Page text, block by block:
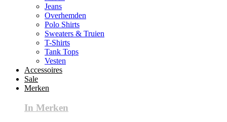
Jeans
Overhemden
Polo Shirts
Sweaters & Truien
T-Shirts
Tank Tops
Vesten
Accessoires
Sale
Merken
In Merken